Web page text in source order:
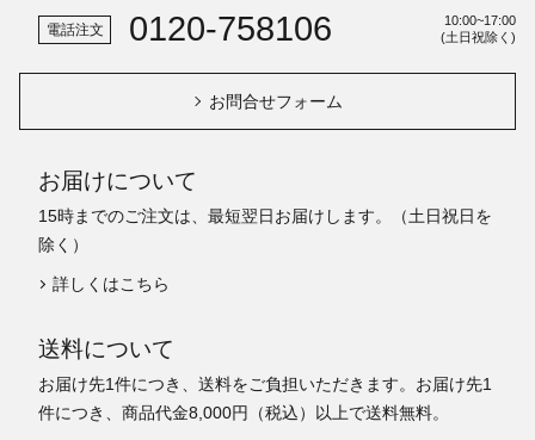
電話注文 0120-758106
10:00~17:00
(土日祝除く)
お問合せフォーム
お届けについて
15時までのご注文は、最短翌日お届けします。（土日祝日を
除く）
詳しくはこちら
送料について
お届け先1件につき、送料をご負担いただきます。お届け先1
件につき、商品代金8,000円（税込）以上で送料無料。